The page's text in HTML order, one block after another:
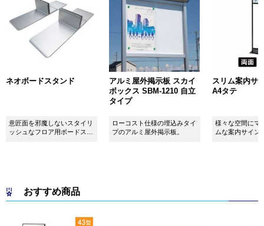
ネオボードスタンド
意匠面を邪魔しないスタイリ
ッシュなフロア用ボードスタ
アルミ屋外掲示板 スカイ
ボックス SBM-1210 自立
タイプ
ローコスト仕様の埋込みタイ
プのアルミ屋外掲示板。
スリム案内サ
A4タテ
様々な空間にマ
ムな案内サイン
おすすめ商品